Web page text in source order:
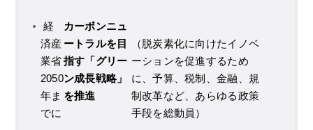
経
済産
業省
2050
年ま
でに
カーボンニュ
ートラルを目
指す「グリー
ン成長戦略」
を推進
（脱炭素化に向けたイノベ
ーションを促進するため
に、予算、税制、金融、規
制改革など、あらゆる政策
手段を総動員）